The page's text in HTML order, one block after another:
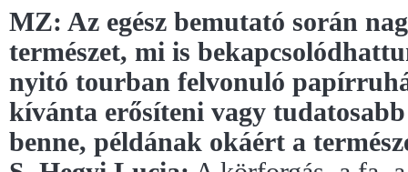
MZ: Az egész bemutató során
természet, mi is
nyitó tourban felvonuló
kívánta erősíteni vagy
benne, példának okáért a